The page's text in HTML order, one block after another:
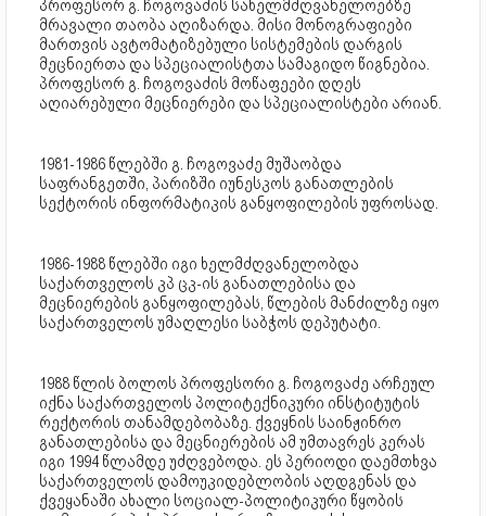
პროფესორ გ. ჩოგოვაძის სახელმძღვანელოებზე
მრავალი თაობა აღიზარდა. მისი მონოგრაფიები
მართვის ავტომატიზებული სისტემების დარგის
მეცნიერთა და სპეციალისტთა სამაგიდო წიგნებია.
პროფესორ გ. ჩოგოვაძის მოწაფეები დღეს
აღიარებული მეცნიერები და სპეციალისტები არიან.
1981-1986 წლებში გ. ჩოგოვაძე მუშაობდა
საფრანგეთში, პარიზში იუნესკოს განათლების
სექტორის ინფორმატიკის განყოფილების უფროსად.
1986-1988 წლებში იგი ხელმძღვანელობდა
საქართველოს კპ ცკ-ის განათლებისა და
მეცნიერების განყოფილებას, წლების მანძილზე იყო
საქართველოს უმაღლესი საბჭოს დეპუტატი.
1988 წლის ბოლოს პროფესორი გ. ჩოგოვაძე არჩეულ
იქნა საქართველოს პოლიტექნიკური ინსტიტუტის
რექტორის თანამდებობაზე. ქვეყნის საინჟინრო
განათლებისა და მეცნიერების ამ უმთავრეს კერას
იგი 1994 წლამდე უძღვებოდა. ეს პერიოდი დაემთხვა
საქართველოს დამოუკიდებლობის აღდგენას და
ქვეყანაში ახალი სოციალ-პოლიტიკური წყობის